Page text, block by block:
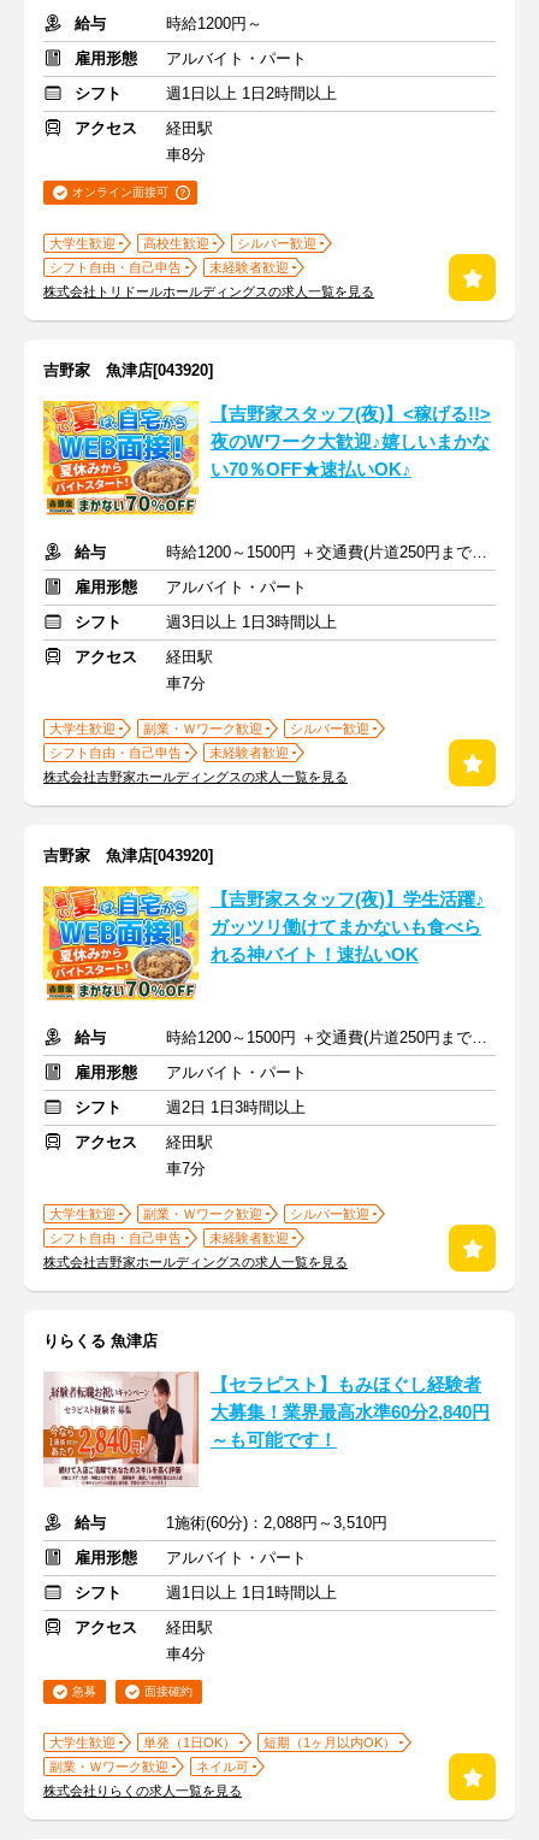
給与
時給1200円～
雇用形態
アルバイト・パート
シフト
週1日以上 1日2時間以上
アクセス
経田駅
車8分
オンライン面接可
大学生歓迎 高校生歓迎
シルバー歓迎
シフト自由・自己申告
未経験者歓迎
株式会社トリドールホールディングスの求人一覧を見る
吉野家 魚津店[043920]
【吉野家スタッフ(夜)】<稼げる!!>
夜のWワーク大歓迎♪嬉しいまかな
い70％OFF★速払いOK♪
給与
時給1200～1500円 ＋交通費(片道250円まで支給)
雇用形態
アルバイト・パート
シフト
週3日以上 1日3時間以上
アクセス
経田駅
車7分
大学生歓迎 副業・Ｗワーク歓迎
シルバー歓迎
シフト自由・自己申告
未経験者歓迎
株式会社吉野家ホールディングスの求人一覧を見る
吉野家 魚津店[043920]
【吉野家スタッフ(夜)】学生活躍♪
ガッツリ働けてまかないも食べら
れる神バイト！速払いOK
給与
時給1200～1500円 ＋交通費(片道250円まで支給)
雇用形態
アルバイト・パート
シフト
週2日 1日3時間以上
アクセス
経田駅
車7分
大学生歓迎 副業・Ｗワーク歓迎
シルバー歓迎
シフト自由・自己申告
未経験者歓迎
株式会社吉野家ホールディングスの求人一覧を見る
りらくる 魚津店
【セラピスト】もみほぐし経験者
大募集！業界最高水準60分2,840円
～も可能です！
給与
1施術(60分)：2,088円～3,510円
雇用形態
アルバイト・パート
シフト
週1日以上 1日1時間以上
アクセス
経田駅
車4分
急募 面接確約
大学生歓迎 単発（1日OK）
短期（1ヶ月以内OK）
副業・Ｗワーク歓迎
ネイル可
株式会社りらくの求人一覧を見る